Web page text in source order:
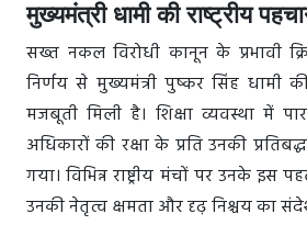
मुख्यमंत्री धामी की राष्ट्रीय
सख्त नकल विरोधी कानून के प्रभावी
निर्णय से मुख्यमंत्री पुष्कर सिंह धामी की
मजबूती मिली है। शिक्षा व्यवस्था में
अधिकारों की रक्षा के प्रति उनकी
गया। विभिन्न राष्ट्रीय मंचों पर उनके इस
उनकी नेतृत्व क्षमता और दृढ़ निश्चय का